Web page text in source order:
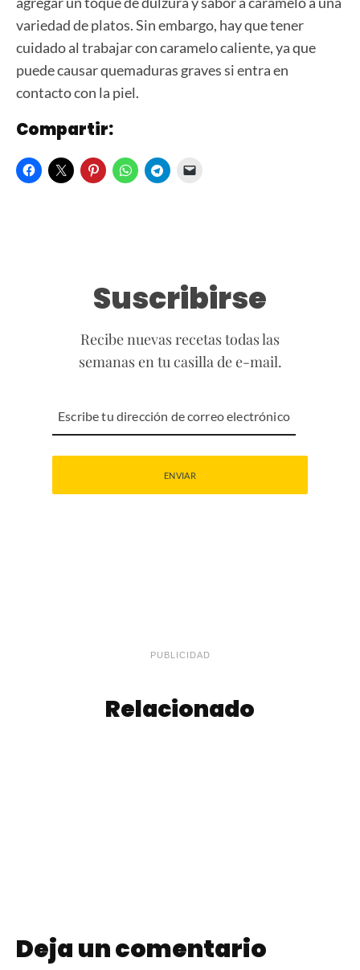
variedad de platos. Sin embargo, hay que tener
cuidado al trabajar con caramelo caliente, ya que
puede causar quemaduras graves si entra en
contacto con la piel.
Compartir:
Suscribirse
Recibe nuevas recetas todas las
semanas en tu casilla de e-mail.
PUBLICIDAD
Relacionado
Deja un comentario